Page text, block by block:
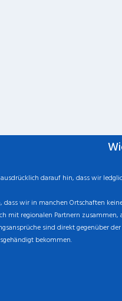
darauf hin, dass wir
wir in manchen Ortschaften
mit regionalen Partnern
sind direkt gegenüber
bekommen.